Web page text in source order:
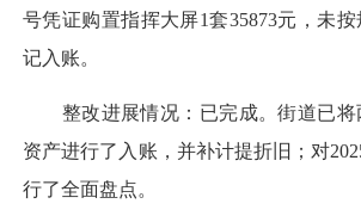
号凭证购置指挥大屏1套35873元，未
记入账。
整改进展情况：已完成。街道已将
资产进行了入账，并补计提折旧；对
行了全面盘点。